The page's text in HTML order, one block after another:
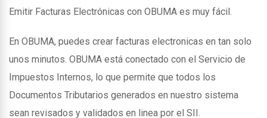
Emitir Facturas Electrónicas con OBUMA es muy fácil.
En OBUMA, puedes crear facturas electronicas en tan solo
unos minutos. OBUMA está conectado con el Servicio de
Impuestos Internos, lo que permite que todos los
Documentos Tributarios generados en nuestro sistema
sean revisados y validados en linea por el SII.